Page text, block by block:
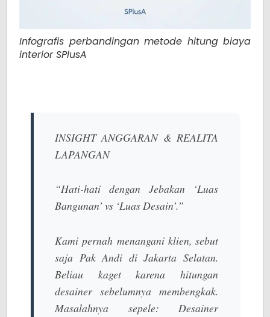
Infografis perbandingan metode hitung biaya
interior SPlusA
INSIGHT ANGGARAN & REALITA
LAPANGAN
“Hati-hati dengan Jebakan ‘Luas
Bangunan’ vs ‘Luas Desain’.”
Kami pernah menangani klien, sebut
saja Pak Andi di Jakarta Selatan.
Beliau kaget karena hitungan
desainer sebelumnya membengkak.
Masalahnya sepele: Desainer